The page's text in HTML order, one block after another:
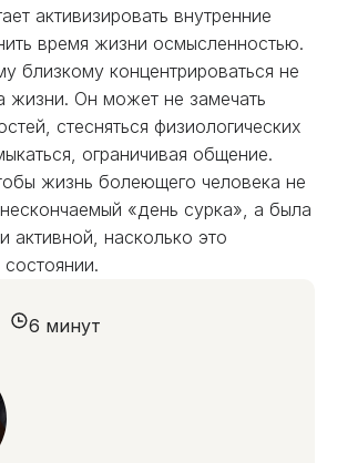
активизировать внутренние
время жизни осмысленностью.
близкому концентрироваться не
жизни. Он может не замечать
стесняться физиологических
ограничивая общение.
жизнь болеющего человека не
«день сурка», а была
активной, насколько это
6 минут